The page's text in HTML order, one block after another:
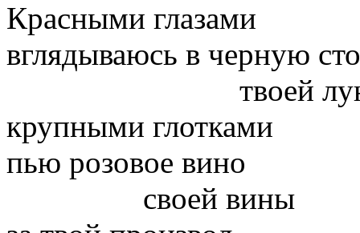
Красными глазами
вглядываюсь в черную
твоей
крупными глотками
пью розовое вино
своей вины